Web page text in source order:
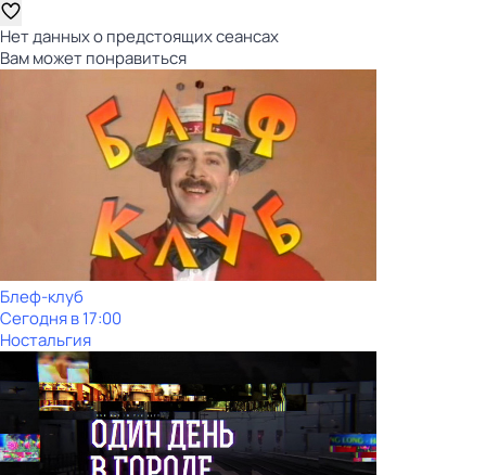
Нет данных о предстоящих сеансах
Вам может понравиться
Блеф-клуб
Сегодня в 17:00
Ностальгия